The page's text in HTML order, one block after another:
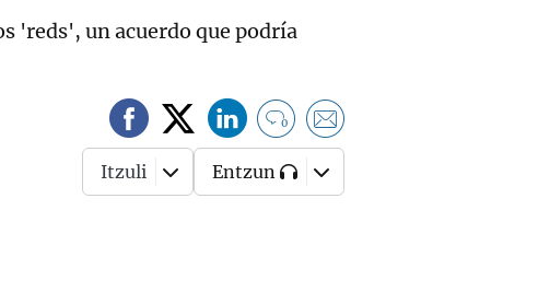
'reds', un acuerdo que podría
0
Itzuli Entzun